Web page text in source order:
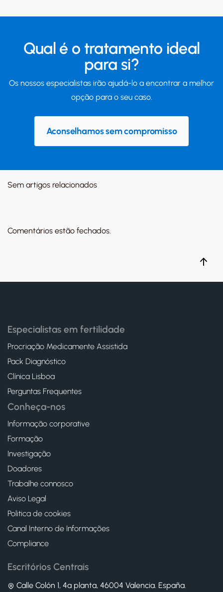
Qual é o tratamento ideal
para si?
Os nossos especialistas irão ajudá-lo a encontrar a melhor
opção para o seu caso.
Aconselhamos sem compromisso
Sem artigos relacionados
Comentários estão fechados.
Especialistas em fertilidade
Procriação Medicamente Assistida
Pack Diagnóstico
Clínica Lisboa
Perguntas Frequentes
Conheça-nos
Informação corporative
Formação
Investigação
Doadores
Trabalhe connosco
Aviso Legal
Politica de cookies
Canal Interno de Informações
Compliance
Escritórios Centrais
Calle Colón 1, 4ª planta, 46004 Valencia. España.